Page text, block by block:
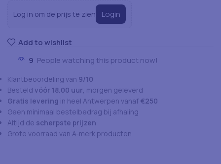
Log in om de prijs te zien Login
Add to wishlist
9 People watching this product now!
Klantbeoordeling van 9/10
Besteld vóór 18.00 uur, morgen geleverd
Gratis levering in heel Antwerpen vanaf €250
Geen minimaal bestelbedrag bij afhaling
Altijd de scherpste prijzen
Grote voorraad van A-merk producten